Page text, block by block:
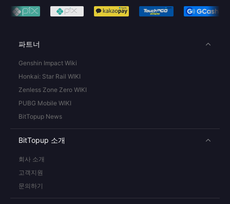
파트너
Genshin Impact Wiki
Honkai: Star Rail WIKI
Zenless Zone Zero WIKI
PUBG Mobile WIKI
BitTopup News
BitTopup 소개
회사 소개
고객지원
문의하기